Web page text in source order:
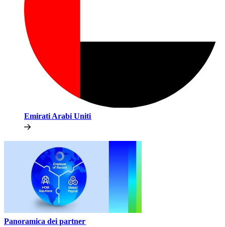
Emirati Arabi Uniti​​
Panoramica dei partner​​